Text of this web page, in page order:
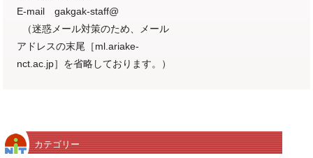
E-mail gakgak-staff@
（迷惑メール対策のため、メール
アドレスの末尾［ml.ariake-
nct.ac.jp］を省略しております。）
カテゴリー